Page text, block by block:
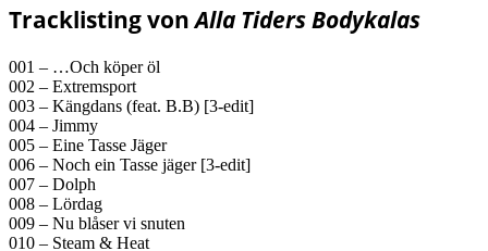
Tracklisting vonAlla Tiders Bodykalas
001 – …Och köper öl
002 – Extremsport
003 – Kängdans (feat. B.B) [3-edit]
004 – Jimmy
005 – Eine Tasse Jäger
006 – Noch ein Tasse jäger [3-edit]
007 – Dolph
008 – Lördag
009 – Nu blåser vi snuten
010 – Steam & Heat